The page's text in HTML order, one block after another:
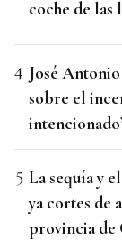
coche de las
José
sobre el
La sequía y
ya cortes de
provincia de